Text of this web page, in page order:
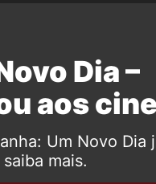
Dia –
aos
Um Novo Dia
mais.